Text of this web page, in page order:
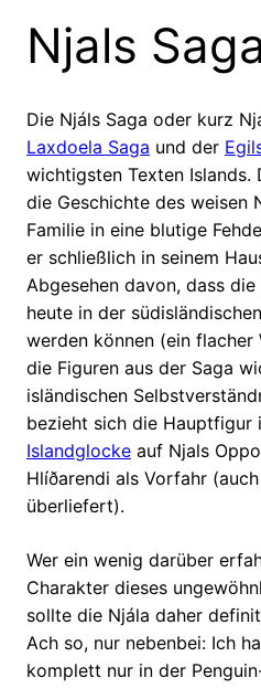
Njals
Die Njáls Saga oder kurz
Laxdoela Saga und der
wichtigsten Texten Islands.
die Geschichte des weisen
Familie in eine blutige
er schließlich in seinem
Abgesehen davon, dass
heute in der
werden können (ein flacher
die Figuren aus der Saga
isländischen
bezieht sich die Hauptfigur
Islandglocke auf Njals
Hlíðarendi als Vorfahr
überliefert).
Wer ein wenig darüber
Charakter dieses
sollte die Njála daher
Ach so, nur nebenbei: Ich
komplett nur in der